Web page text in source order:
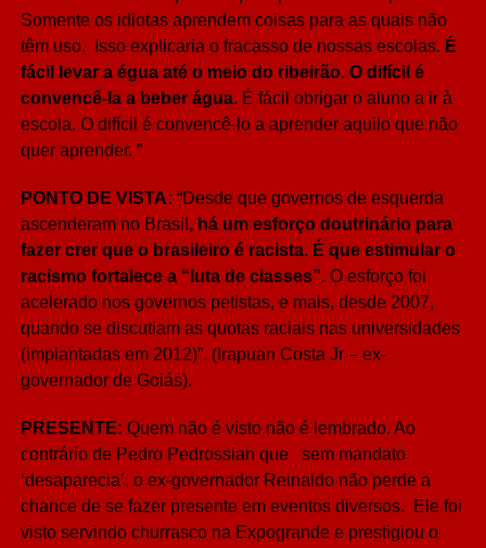
Somente os idiotas aprendem coisas para as quais não
têm uso. Isso explicaria o fracasso de nossas escolas. É
fácil
levar a égua até o meio do ribeirão. O difícil é
convencê-la a beber água. É fácil obrigar o aluno a ir à
escola. O difícil é convencê-lo a aprender aquilo que não
quer aprender. ”
PONTO DE VISTA: “Desde que governos de esquerda
ascenderam no Brasil , há um esforço doutrinário para
fazer crer que o brasileiro é racista. É que estimular o
racismo fortalece a “luta de classes”.O esforço foi
acelerado nos governos petistas, e mais, desde 2007,
quando se discutiam as quotas raciais nas universidades
(implantadas em 2012)”. (Irapuan Costa Jr – ex-
governador de Goiás).
PRESENTE: Quem não é visto não é lembrado. Ao
contrário de Pedro Pedrossian que sem mandato
‘desaparecia’, o ex-governador Reinaldo não perde a
chance de se fazer presente em eventos diversos. Ele foi
visto servindo churrasco na Expogrande e prestigiou o